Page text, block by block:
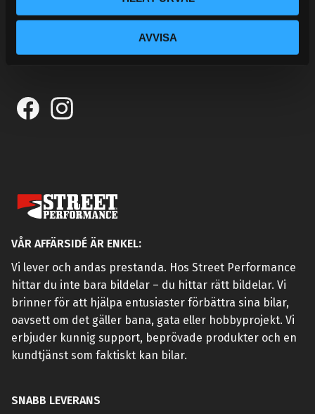
AVVISA
MINA SIDOR
VÅR AFFÄRSIDÉ ÄR ENKEL:
Vi lever och andas prestanda. Hos Street Performance
hittar du inte bara bildelar – du hittar rätt bildelar. Vi
brinner för att hjälpa entusiaster förbättra sina bilar,
oavsett om det gäller bana, gata eller hobbyprojekt. Vi
erbjuder kunnig support, beprövade produkter och en
kundtjänst som faktiskt kan bilar.
SNABB LEVERANS